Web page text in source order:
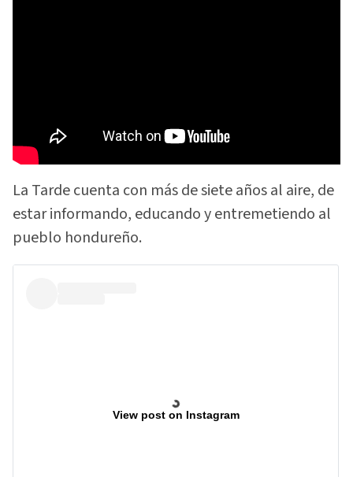
La Tarde cuenta con más de siete años al aire, de
estar informando, educando y entremetiendo al
pueblo hondureño.
View post on Instagram